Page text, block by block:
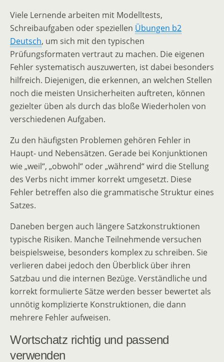
Viele Lernende arbeiten mit Modelltests,
Schreibaufgaben oder speziellen Übungen b2
Deutsch, um sich mit den typischen
Prüfungsformaten vertraut zu machen. Die eigenen
Fehler systematisch auszuwerten, ist dabei besonders
hilfreich. Diejenigen, die erkennen, an welchen Stellen
noch die meisten Unsicherheiten auftreten, können
gezielter üben als durch das bloße Wiederholen von
verschiedenen Aufgaben.
Zu den häufigsten Problemen gehören Fehler in
Haupt- und Nebensätzen. Gerade bei Konjunktionen
wie „weil“, „obwohl“ oder „während“ wird die Stellung
des Verbs nicht immer korrekt umgesetzt. Diese
Fehler betreffen also die grammatische Struktur eines
Satzes.
Daneben bergen auch längere Satzkonstruktionen
typische Risiken. Manche Teilnehmende versuchen
beispielsweise, besonders komplex zu schreiben. Sie
verlieren dabei jedoch den Überblick über ihren
Satzbau und die internen Bezüge. Verständliche und
korrekt formulierte Sätze werden besser bewertet als
unnötig komplizierte Konstruktionen, die dann
mehrere Fehler aufweisen.
Wortschatz richtig und passend
verwenden